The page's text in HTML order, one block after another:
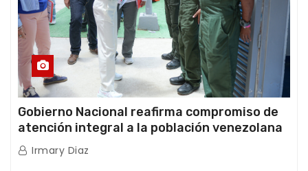
Gobierno Nacional reafirma compromiso de
atención integral a la población venezolana
tras doblete sísmico
Irmary Diaz